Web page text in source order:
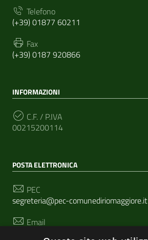
Telefono
(+39) 01877 60211
Fax
(+39) 0187 920866
INFORMAZIONI
C.F. / P.IVA
00215200114
POSTA ELETTRONICA
PEC
segreteria@pec-comunediriomaggiore.it
Email